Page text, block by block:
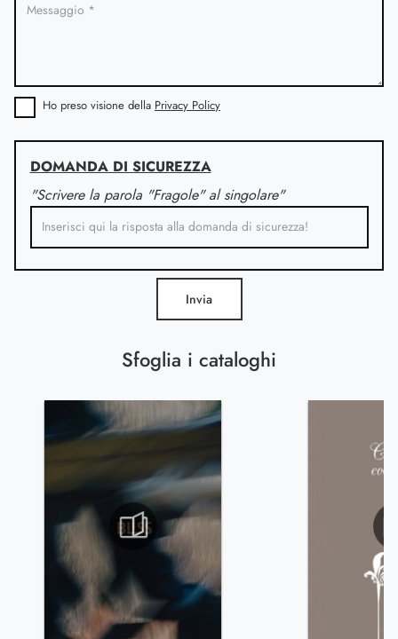
Sfoglia i cataloghi
Ho preso visione della Privacy Policy
DOMANDA DI SICUREZZA
"Scrivere la parola "Fragole" al singolare"
Invia